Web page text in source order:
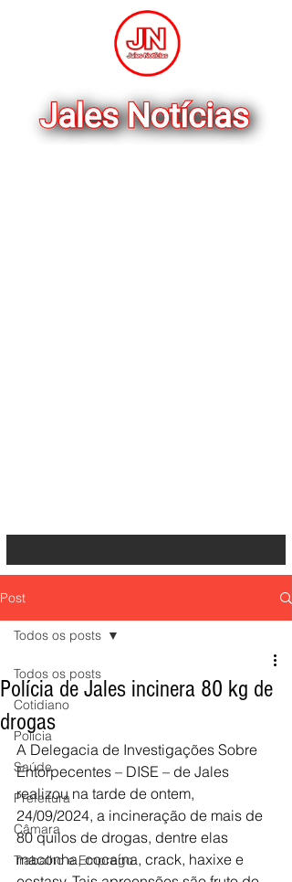
Post
Todos os posts
Cotidiano
Polícia
Saúde
Prefeitura
Câmara
Trabalho e Emprego
Todos os posts
Polícia de Jales incinera 80 kg de
drogas
A Delegacia de Investigações Sobre
Entorpecentes – DISE – de Jales
realizou na tarde de ontem,
24/09/2024, a incineração de mais de
80 quilos de drogas, dentre elas
maconha, cocaína, crack, haxixe e